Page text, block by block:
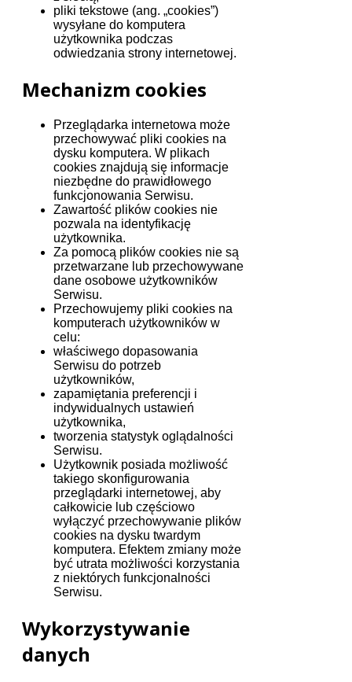
pliki tekstowe (ang. „cookies”)
wysyłane do komputera
użytkownika podczas
odwiedzania strony internetowej.
Mechanizm cookies
Przeglądarka internetowa może
przechowywać pliki cookies na
dysku komputera. W plikach
cookies znajdują się informacje
niezbędne do prawidłowego
funkcjonowania Serwisu.
Zawartość plików cookies nie
pozwala na identyfikację
użytkownika.
Za pomocą plików cookies nie są
przetwarzane lub przechowywane
dane osobowe użytkowników
Serwisu.
Przechowujemy pliki cookies na
komputerach użytkowników w
celu:
właściwego dopasowania
Serwisu do potrzeb
użytkowników,
zapamiętania preferencji i
indywidualnych ustawień
użytkownika,
tworzenia statystyk oglądalności
Serwisu.
Użytkownik posiada możliwość
takiego skonfigurowania
przeglądarki internetowej, aby
całkowicie lub częściowo
wyłączyć przechowywanie plików
cookies na dysku twardym
komputera. Efektem zmiany może
być utrata możliwości korzystania
z niektórych funkcjonalności
Serwisu.
Wykorzystywanie
danych